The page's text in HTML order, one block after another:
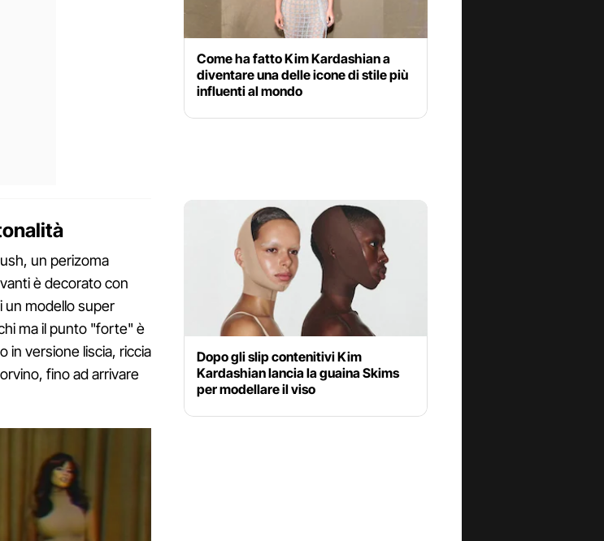
un perizoma
è decorato con
un modello super
ma il punto "forte" è
in versione liscia, riccia
fino ad arrivare
Come ha fatto Kim Kardashian a
diventare una delle icone di stile più
influenti al mondo
Dopo gli slip contenitivi Kim
Kardashian lancia la guaina Skims
per modellare il viso